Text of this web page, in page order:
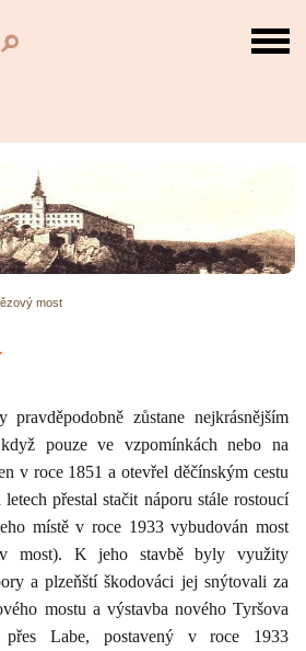
most
zůstane nejkrásnějším
pouze ve vzpomínkách nebo na
v roce 1851 a otevřel děčínským cestu
přestal stačit náporu stále rostoucí
místě v roce 1933 vybudován most
most). K jeho stavbě byly využity
a plzeňští škodováci jej snýtovali za
mostu a výstavba nového Tyršova
přes Labe, postavený v roce 1933